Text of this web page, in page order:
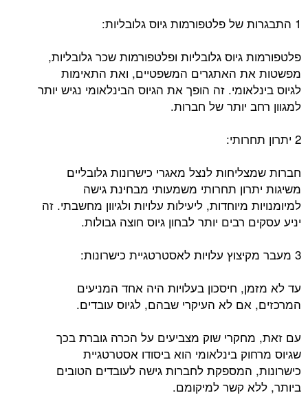
1 התבגרות של פלטפורמות גיוס גלובליות:
פלטפורמות גיוס גלובליות ופלטפורמות שכר גלובליות,
מפשטות את האתגרים המשפטיים, ואת התאימות
לגיוס בינלאומי. זה הופך את הגיוס הבינלאומי נגיש יותר
למגוון רחב יותר של חברות.
2 יתרון תחרותי:
חברות שמצליחות לנצל מאגרי כישרונות גלובליים
משיגות יתרון תחרותי משמעותי מבחינת גישה
למיומנויות מיוחדות, ליעילות עלויות ולגיוון מחשבתי. זה
יניע עסקים רבים יותר לבחון גיוס חוצה גבולות.
3 מעבר מקיצוץ עלויות לאסטרטגיית כישרונות:
עד לא מזמן, חיסכון בעלויות היה אחד המניעים
המרכזים, אם לא העיקרי שבהם, לגיוס עובדים.
עם זאת, מחקרי שוק מצביעים על הכרה גוברת בכך
שגיוס מרחוק בינלאומי הוא ביסודו אסטרטגיית
כישרונות, המספקת לחברות גישה לעובדים הטובים
ביותר, ללא קשר למיקומם.